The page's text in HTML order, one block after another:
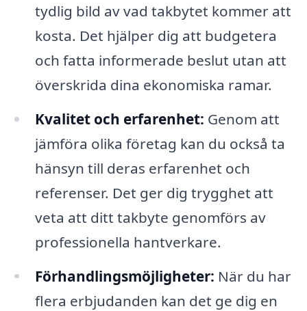
tydlig bild av vad takbytet kommer att
kosta. Det hjälper dig att budgetera
och fatta informerade beslut utan att
överskrida dina ekonomiska ramar.
Kvalitet och erfarenhet: Genom att
jämföra olika företag kan du också ta
hänsyn till deras erfarenhet och
referenser. Det ger dig trygghet att
veta att ditt takbyte genomförs av
professionella hantverkare.
Förhandlingsmöjligheter: När du har
flera erbjudanden kan det ge dig en